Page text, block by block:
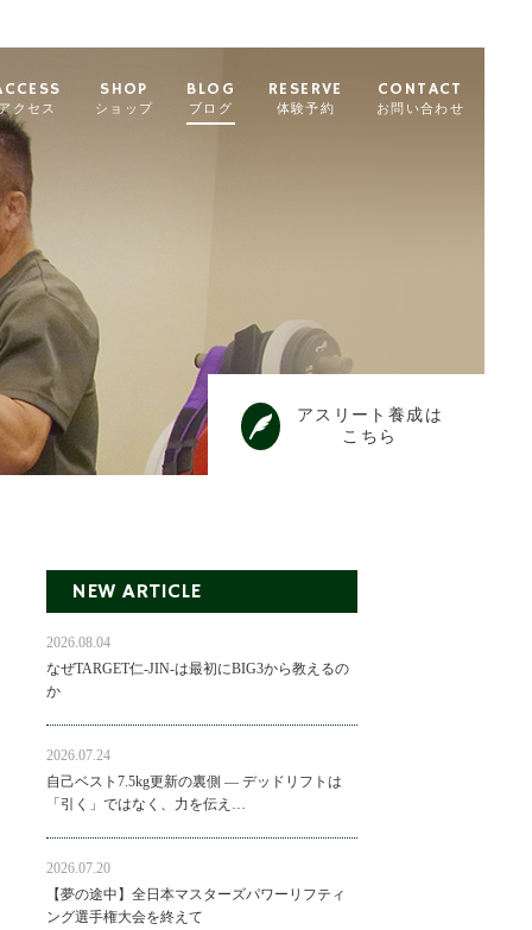
クセス
SHOP
ショップ
BLOG
ブログ
RESERVE
体験予約
CONTACT
お問い合わせ
アスリート養成は
こちら
NEW ARTICLE
2026.08.04
なぜTARGET仁-JIN-は最初にBIG3から教えるの
か
2026.07.24
自己ベスト7.5kg更新の裏側 ― デッドリフトは
「引く」ではなく、力を伝え…
2026.07.20
【夢の途中】全日本マスターズパワーリフティ
ング選手権大会を終えて